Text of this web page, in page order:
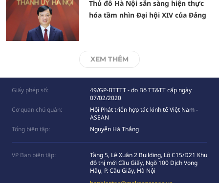
Thủ đô Hà Nội sẵn sàng hiện thực
hóa tầm nhìn Đại hội XIV của Đảng
XEM THÊM
Giấy phép số:
49/GP-BTTTT - do Bộ TT&TT cấp ngày
07/02/2020
Cơ quan chủ quản:
Hội Phát triển hợp tác kinh tế Việt Nam -
ASEAN
Tổng biên tập:
Nguyễn Hà Thắng
VP Ban biên tập:
Tầng 5, Lê Xuân 2 Building, Lô C15/D21 Khu
đô thị mới Cầu Giấy, Ngõ 100 Dịch Vọng
Hâụ, P. Cầu Giấy, Hà Nội